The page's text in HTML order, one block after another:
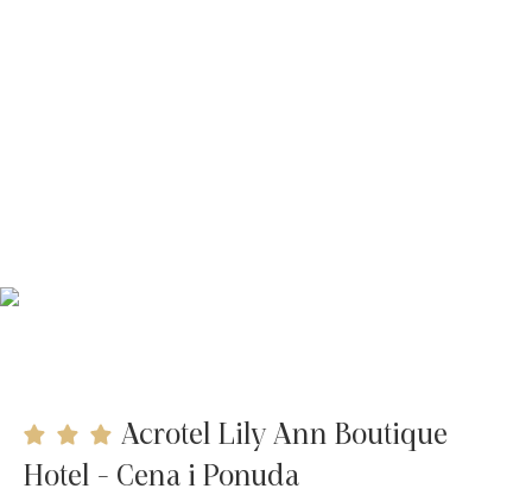
Acrotel Lily Ann Boutique
Hotel - Cena i Ponuda